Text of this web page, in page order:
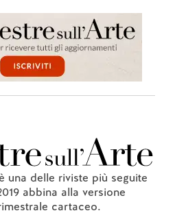
una delle riviste più seguite
abbina alla versione
cartaceo.